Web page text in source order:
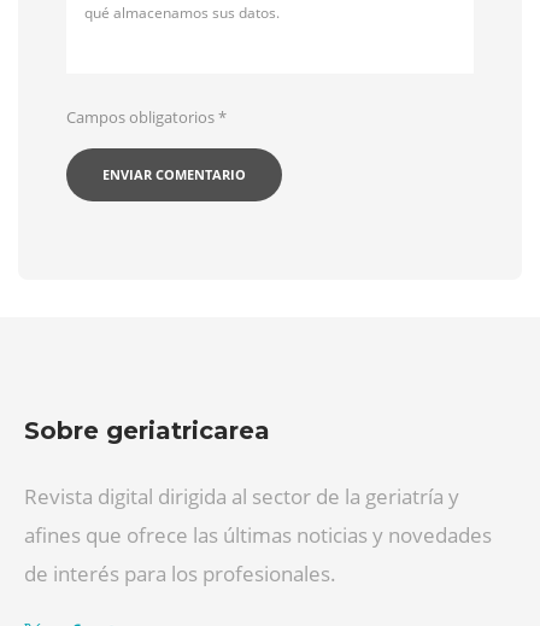
qué almacenamos sus datos.
Campos obligatorios*
Sobre geriatricarea
Revista digital dirigida al sector de la geriatría y
afines que ofrece las últimas noticias y novedades
de interés para los profesionales.